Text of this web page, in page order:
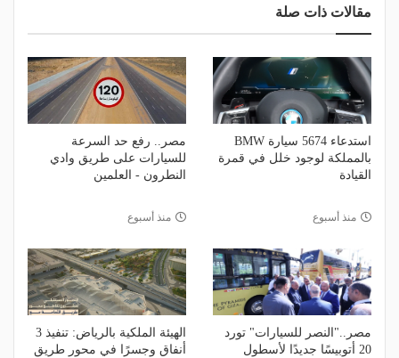
مقالات ذات صلة
استدعاء 5674 سيارة BMW
بالمملكة لوجود خلل في قمرة
القيادة
منذ أسبوع
مصر.. رفع حد السرعة
للسيارات على طريق وادي
النطرون - العلمين
منذ أسبوع
مصر.."النصر للسيارات" تورد
20 أتوبيسًا جديدًا لأسطول
الهيئة الملكية بالرياض: تنفيذ 3
أنفاق وجسرًا في محور طريق